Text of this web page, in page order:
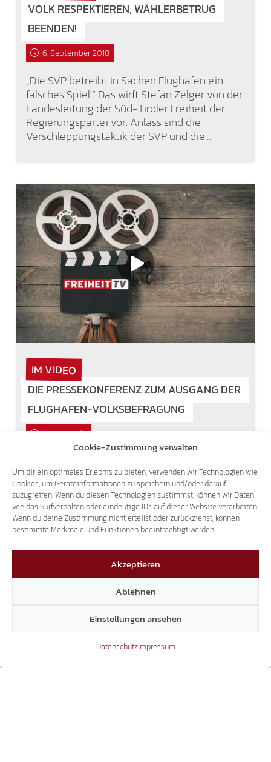
Cookie-Zustimmung verwalten
Um dir ein optimales Erlebnis zu bieten, verwenden wir Technologien wie
Cookies, um Geräteinformationen zu speichern und/oder darauf
zuzugreifen. Wenn du diesen Technologien zustimmst, können wir Daten
wie das Surfverhalten oder eindeutige IDs auf dieser Website verarbeiten.
Wenn du deine Zustimmung nicht erteilst oder zurückziehst, können
bestimmte Merkmale und Funktionen beeinträchtigt werden.
Akzeptieren
Ablehnen
Einstellungen ansehen
DatenschutzImpressum
VOLK RESPEKTIEREN, WÄHLERBETRUG
BEENDEN!
6. September 2018
„Die SVP betreibt in Sachen Flughafen ein
falsches Spiel!“ Das wirft Stefan Zelger von der
Landesleitung der Süd-Tiroler Freiheit der
Regierungspartei vor. Anlass sind die
Verschleppungstaktik der SVP und die…
IM VIDEO
DIE PRESSEKONFERENZ ZUM AUSGANG DER
FLUGHAFEN-VOLKSBEFRAGUNG
14. Juni 2016
der Süd-Tiroler Freiheit, können Sie die
Pressekonferenz zum Ausgang der Flughafen-
Volksbefragung exklusiv und in HD ansehen.
Die Bewegung analysierte und kommentierte
auf der…